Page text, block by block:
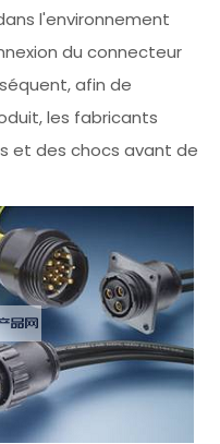
l'environnement
du connecteur
afin de
les fabricants
et des chocs avant de